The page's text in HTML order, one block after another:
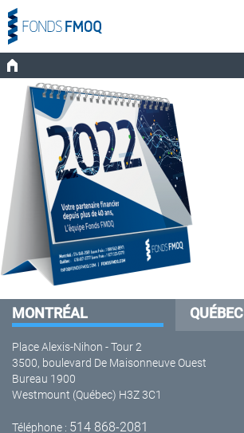
MONTRÉAL QUÉBEC
Place Alexis-Nihon - Tour 2
3500, boulevard De Maisonneuve Ouest
Bureau 1900
Westmount (Québec) H3Z 3C1
Téléphone : 514 868-2081